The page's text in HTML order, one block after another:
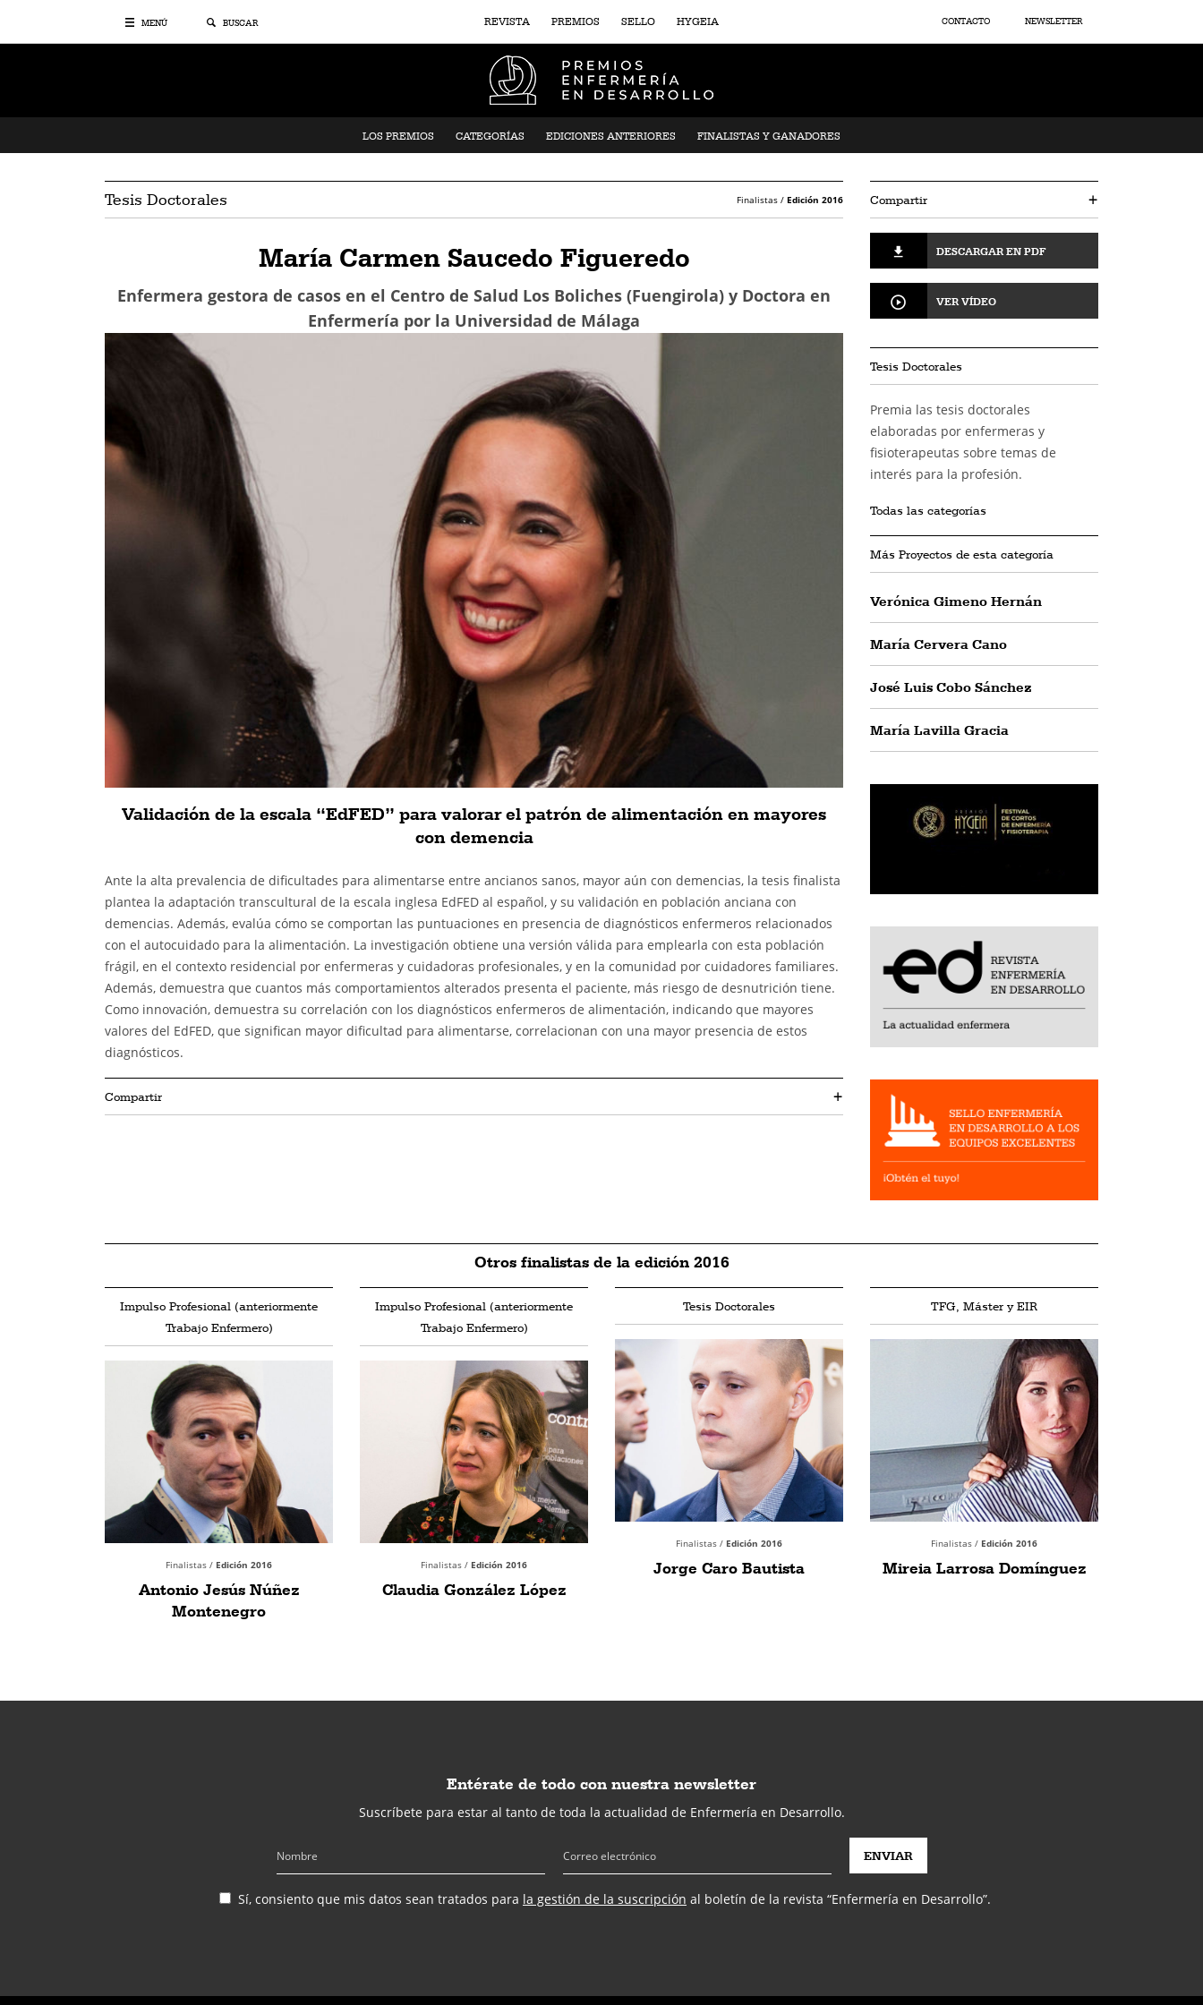
MENÚ BUSCAR REVISTA PREMIOS SELLO HYGEIA CONTACTO NEWSLETTER
LOS PREMIOS CATEGORÍAS EDICIONES ANTERIORES FINALISTAS Y GANADORES
Tesis Doctorales Finalistas / Edición 2016
María Carmen Saucedo Figueredo
Enfermera gestora de casos en el Centro de Salud Los Boliches (Fuengirola) y Doctora en
Enfermería por la Universidad de Málaga
Validación de la escala “EdFED” para valorar el patrón de alimentación en mayores
con demencia
Ante la alta prevalencia de dificultades para alimentarse entre ancianos sanos, mayor aún con demencias, la tesis finalista
plantea la adaptación transcultural de la escala inglesa EdFED al español, y su validación en población anciana con
demencias. Además, evalúa cómo se comportan las puntuaciones en presencia de diagnósticos enfermeros relacionados
con el autocuidado para la alimentación. La investigación obtiene una versión válida para emplearla con esta población
frágil, en el contexto residencial por enfermeras y cuidadoras profesionales, y en la comunidad por cuidadores familiares.
Además, demuestra que cuantos más comportamientos alterados presenta el paciente, más riesgo de desnutrición tiene.
Como innovación, demuestra su correlación con los diagnósticos enfermeros de alimentación, indicando que mayores
valores del EdFED, que significan mayor dificultad para alimentarse, correlacionan con una mayor presencia de estos
diagnósticos.
Compartir +
Compartir +
DESCARGAR EN PDF
VER VÍDEO
Tesis Doctorales
Premia las tesis doctorales
elaboradas por enfermeras y
fisioterapeutas sobre temas de
interés para la profesión.
Todas las categorías
Más Proyectos de esta categoría
Verónica Gimeno Hernán
María Cervera Cano
José Luis Cobo Sánchez
María Lavilla Gracia
Otros finalistas de la edición 2016
Impulso Profesional (anteriormente
Trabajo Enfermero)
Finalistas / Edición 2016
Antonio Jesús Núñez
Montenegro
Impulso Profesional (anteriormente
Trabajo Enfermero)
Finalistas / Edición 2016
Claudia González López
Tesis Doctorales
Finalistas / Edición 2016
Jorge Caro Bautista
TFG, Máster y EIR
Finalistas / Edición 2016
Mireia Larrosa Domínguez
Entérate de todo con nuestra newsletter
Suscríbete para estar al tanto de toda la actualidad de Enfermería en Desarrollo.
Sí, consiento que mis datos sean tratados para la gestión de la suscripción al boletín de la revista “Enfermería en Desarrollo”.